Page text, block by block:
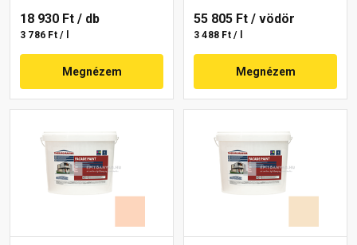
18 930 Ft / db
3 786 Ft / l
Megnézem
55 805 Ft / vödör
3 488 Ft / l
Megnézem